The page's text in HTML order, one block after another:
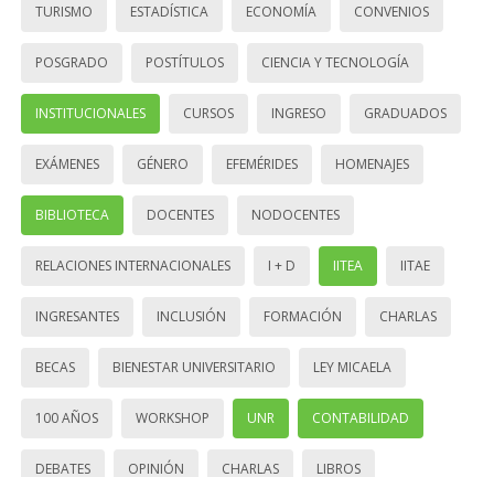
TURISMO ESTADÍSTICA ECONOMÍA CONVENIOS
POSGRADO POSTÍTULOS CIENCIA Y TECNOLOGÍA
INSTITUCIONALES CURSOS INGRESO GRADUADOS
EXÁMENES GÉNERO EFEMÉRIDES HOMENAJES
BIBLIOTECA DOCENTES NODOCENTES
RELACIONES INTERNACIONALES I + D IITEA IITAE
INGRESANTES INCLUSIÓN FORMACIÓN CHARLAS
BECAS BIENESTAR UNIVERSITARIO LEY MICAELA
100 AÑOS WORKSHOP UNR CONTABILIDAD
DEBATES OPINIÓN CHARLAS LIBROS